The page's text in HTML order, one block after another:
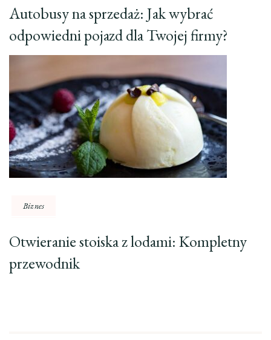
Autobusy na sprzedaż: Jak wybrać
odpowiedni pojazd dla Twojej firmy?
Biznes
Otwieranie stoiska z lodami: Kompletny
przewodnik